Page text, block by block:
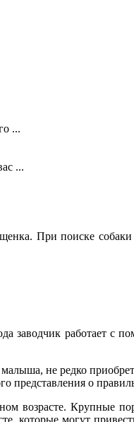
...
...
При поиске
заводчик работает с
не редко
представления о
возрасте. Крупные
которые могут